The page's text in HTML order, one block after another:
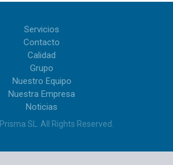
Servicios
Contacto
Calidad
Grupo
Nuestro Equipo
Nuestra Empresa
Noticias
Prisma SL All Rights Reserved